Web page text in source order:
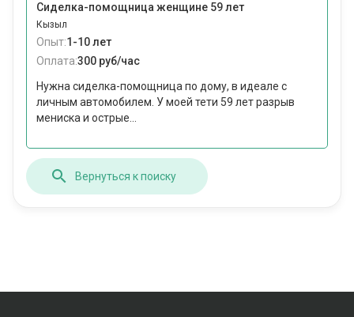
Сиделка-помощница женщине 59 лет
Кызыл
Опыт:1-10 лет
Оплата:300 руб/час
Нужна сиделка-помощница по дому, в идеале с
личным автомобилем. У моей тети 59 лет разрыв
мениска и острые...
Вернуться к поиску